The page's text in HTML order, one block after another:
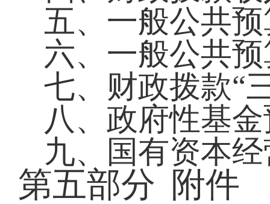
五、一般公共
六、一般公共
七、财政拨款“
八、 政府性基
九、国有资本
第五部分 附件